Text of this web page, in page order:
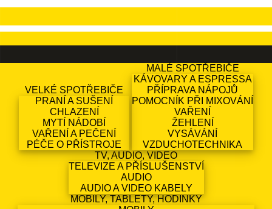
VELKÉ SPOTŘEBIČE
PRANÍ A SUŠENÍ
CHLAZENÍ
MYTÍ NÁDOBÍ
VAŘENÍ A PEČENÍ
PÉČE O PŘÍSTROJE
MALÉ SPOTŘEBIČE
KÁVOVARY A ESPRESSA
PŘÍPRAVA NÁPOJŮ
POMOCNÍK PŘI MIXOVÁNÍ
VAŘENÍ
ŽEHLENÍ
VYSÁVÁNÍ
VZDUCHOTECHNIKA
TV, AUDIO, VIDEO
TELEVIZE A PŘÍSLUŠENSTVÍ
AUDIO
AUDIO A VIDEO KABELY
MOBILY, TABLETY, HODINKY